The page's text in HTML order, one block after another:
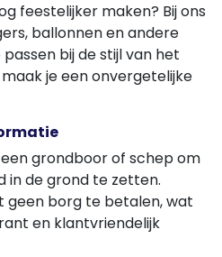
feestelijker maken? Bij ons
ballonnen en andere
bij de stijl van het
je een onvergetelijke
grondboor of schep om
in de grond te zetten.
geen borg te betalen, wat
en klantvriendelijk